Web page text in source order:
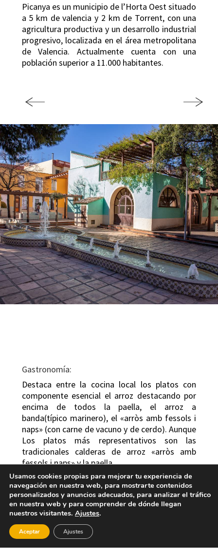
Picanya es un municipio de l’Horta Oest situado
a 5 km de valencia y 2 km de Torrent, con una
agricultura productiva y un desarrollo industrial
progresivo, localizada en el área metropolitana
de Valencia. Actualmente cuenta con una
población superior a 11.000 habitantes.
Gastronomía:
Destaca entre la cocina local los platos con
componente esencial el arroz destacando por
encima de todos la paella, el arroz a
banda(típico marinero), el «arròs amb fessols i
naps» (con carne de vacuno y de cerdo). Aunque
Los platos más representativos son las
tradicionales calderas de arroz «arròs amb
fessols i naps» y la paella.
Lugares de interés:
La Iglesia de la Virgen de Montserrat, del S.XVII,
preside la población es de estilo renacentista y
consta de tres naves con estructura de cruz
latina. La nave central alberga bóveda de cañón
y se encuentra dividida en tres tramos. La Plaza
Usamos cookies propias para mejorar tu experiencia de
navegación en nuestra web, para mostrarte contenidos
personalizados y anuncios adecuados, para analizar el tráfico
en nuestra web y para comprender de dónde llegan
nuestros visitantes. Ajustes.
Aceptar Ajustes